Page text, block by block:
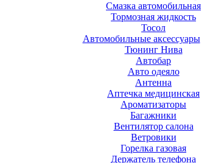
Смазка автомобильная
Тормозная жидкость
Тосол
Автомобильные аксессуары
Тюнинг Нива
Автобар
Авто одеяло
Антенна
Аптечка медицинская
Ароматизаторы
Багажники
Вентилятор салона
Ветровики
Горелка газовая
Держатель телефона